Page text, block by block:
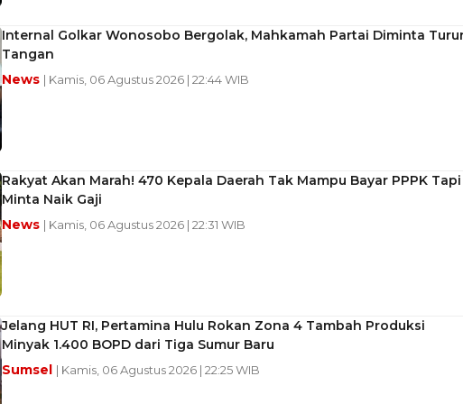
Internal Golkar Wonosobo Bergolak, Mahkamah Partai Diminta
Tangan
News | Kamis, 06 Agustus 2026 | 22:44 WIB
Rakyat Akan Marah! 470 Kepala Daerah Tak Mampu Bayar PPPK Tapi
Minta Naik Gaji
News | Kamis, 06 Agustus 2026 | 22:31 WIB
Jelang HUT RI, Pertamina Hulu Rokan Zona 4 Tambah Produksi
Minyak 1.400 BOPD dari Tiga Sumur Baru
Sumsel | Kamis, 06 Agustus 2026 | 22:25 WIB